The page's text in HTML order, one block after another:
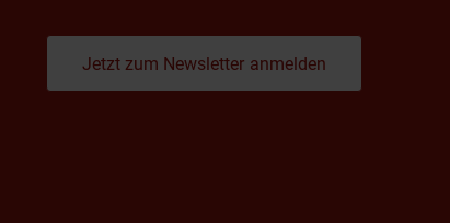
Jetzt zum Newsletter anmelden